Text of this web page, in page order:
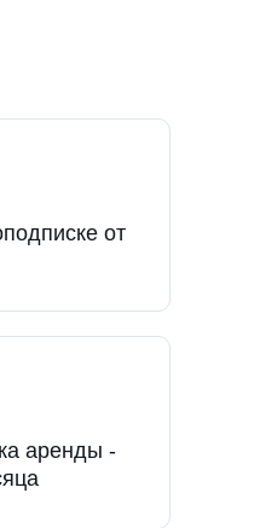
от
аренды -